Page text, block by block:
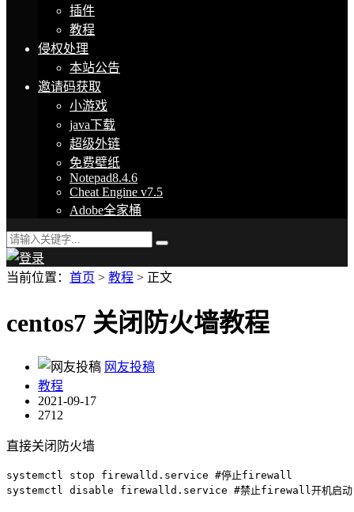
插件
教程
侵权处理
本站公告
邀请码获取
小游戏
java下载
超级外链
免费壁纸
Notepad8.4.6
Cheat Engine v7.5
Adobe全家桶
当前位置： 首页 > 教程 > 正文
centos7 关闭防火墙教程
网友投稿
教程
2021-09-17
2712
直接关闭防火墙
systemctl stop firewalld.service #停止firewall
systemctl disable firewalld.service #禁止firewall开机启动